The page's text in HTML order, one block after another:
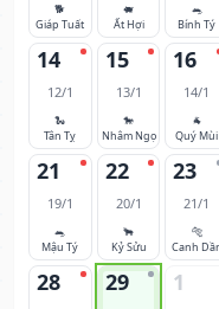
🐕
Giáp Tuất
🐖
Ất Hợi
🐀
Bính Tý
14
12/1
🐍
Tân Tỵ
15
13/1
🐎
Nhâm Ngọ
16
14/1
🐐
Quý Mùi
21
19/1
🐀
Mậu Tý
22
20/1
🐂
Kỷ Sửu
23
21/1
🐅
Canh
28 29 1